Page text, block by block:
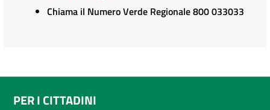
Chiama il Numero Verde Regionale 800 033033
PER I CITTADINI